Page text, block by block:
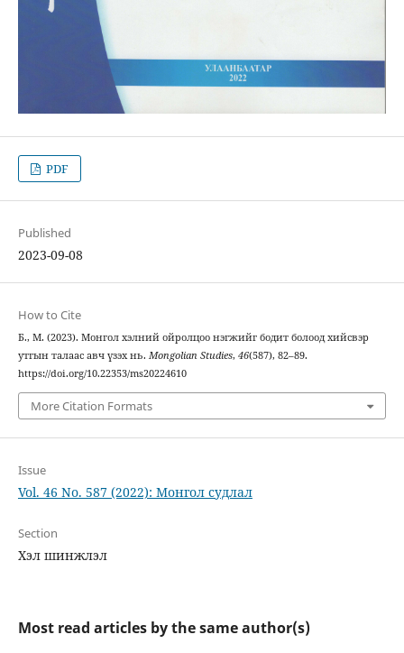
PDF
Published
2023-09-08
How to Cite
Б., М. (2023). Монгол хэлний ойролцоо нэгжийг бодит болоод хийсвэр
утгын талаас авч үзэх нь. Mongolian Studies, 46(587), 82–89.
https://doi.org/10.22353/ms20224610
More Citation Formats
Issue
Vol. 46 No. 587 (2022): Монгол судлал
Section
Хэл шинжлэл
Most read articles by the same author(s)